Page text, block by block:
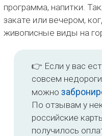
программа, напитки.
закате или вечером,
живописные виды на
👉 Если у вас
совсем
можно
По отзывам у
российские
получилось